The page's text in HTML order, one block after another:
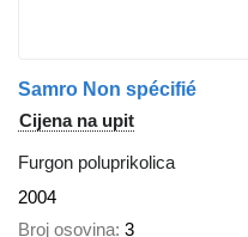
Samro Non spécifié
Cijena na upit
Furgon poluprikolica
2004
Broj osovina 3